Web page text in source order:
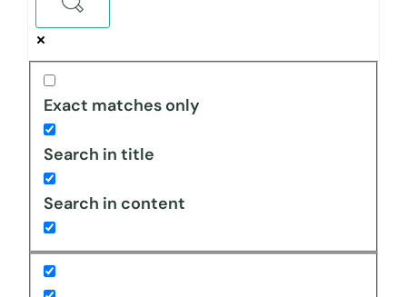
Exact matches only
Search in title
Search in content